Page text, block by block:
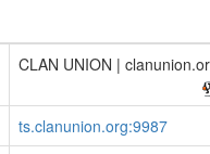
CLAN UNION |
ts.clanunion.org:9987